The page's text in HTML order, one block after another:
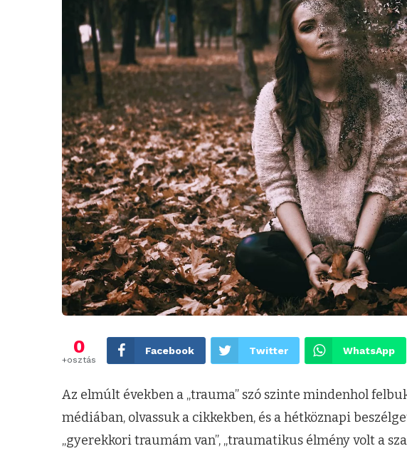
0
+osztás
Facebook Twitter WhatsApp
Az elmúlt években a „trauma” szó szinte mindenhol
médiában, olvassuk a cikkekben, és a hétköznapi
„gyerekkori traumám van”, „traumatikus élmény volt a